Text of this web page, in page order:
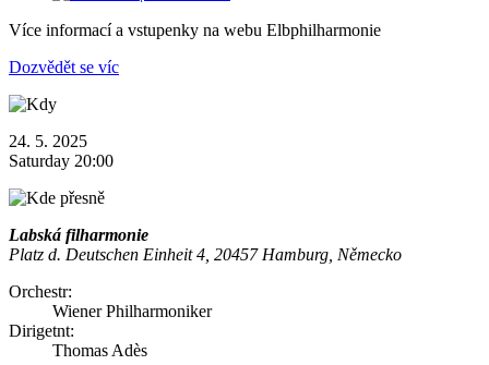
Více informací a vstupenky na webu Elbphilharmonie
Dozvědět se víc
24. 5. 2025
Saturday 20:00
Labská filharmonie
Platz d. Deutschen Einheit 4, 20457 Hamburg, Německo
Orchestr:
Wiener Philharmoniker
Dirigetnt:
Thomas Adès